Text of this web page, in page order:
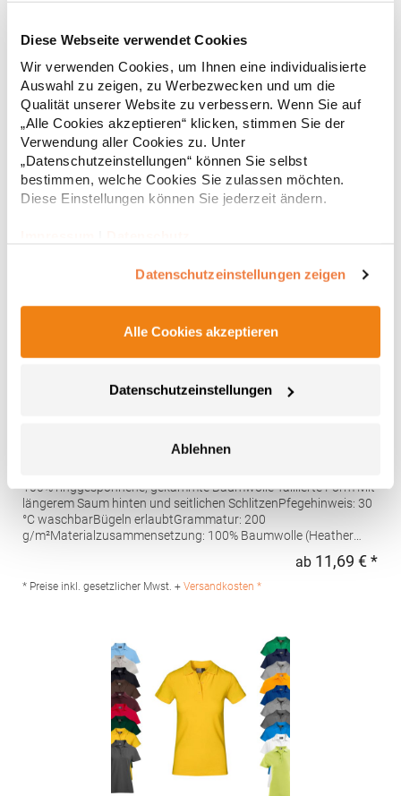
Diese Webseite verwendet Cookies
Wir verwenden Cookies, um Ihnen eine individualisierte
Auswahl zu zeigen, zu Werbezwecken und um die
Qualität unserer Website zu verbessern. Wenn Sie auf
„Alle Cookies akzeptieren“ klicken, stimmen Sie der
Verwendung aller Cookies zu. Unter
„Datenschutzeinstellungen“ können Sie selbst
bestimmen, welche Cookies Sie zulassen möchten.
Diese Einstellungen können Sie jederzeit ändern.
Datenschutzeinstellungen zeigen
Alle Cookies akzeptieren
Datenschutzeinstellungen
Ablehnen
Tailliertes Kurzarm-Poloshirt für Damen aus zertifizierter Bio-
Baumwolle Kragen und Ärmelbündchen aus 1x1-Rippe
Knopfleiste mit zwei Knöpfen Verstärkte Nahtabdeckung am
Kragen Seitenschlitze am Saum Herausreißbares
LabelPfegehinweis: 40 °C waschbarBügeln erlaubtGrammatur:
210 g/m²Materialzusammensetzung: 100% Baumwolle (Heather
Grey: 85% Baumwolle / 15% Viskose)Angaben zur
Spanien E-Mail: info@gorfactory.es
ab12,55 € *
* Preise inkl. gesetzlicher Mwst. +Versandkosten *
AQ020 Asquith & Fox Damen klassisches Polo
100% ringgesponnene, gekämmte Baumwolle Taillierte Form Mit
längerem Saum hinten und seitlichen SchlitzenPfegehinweis: 30
°C waschbarBügeln erlaubtGrammatur: 200
g/m²Materialzusammensetzung: 100% Baumwolle (Heather
Naas Road Bus. Park Naas Road Dublin D12 ER80 ROI Irland E-
ab 11,69 € *
* Preise inkl. gesetzlicher Mwst. + Versandkosten *